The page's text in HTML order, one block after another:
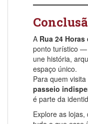
A Rua 24
ponto turístico —
une história,
espaço único.
Para quem
passeio
é parte da
Explore as